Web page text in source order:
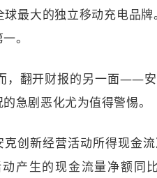
最大的独立移动充电品牌
。
，翻开财报的另一面——
急剧恶化尤为值得警惕。
创新经营活动所得现金流
产生的现金流量净额同